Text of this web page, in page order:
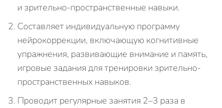
и зрительно-пространственные навыки.
Составляет индивидуальную программу
нейрокоррекции, включающую когнитивные
упражнения, развивающие внимание и память,
игровые задания для тренировки зрительно-
пространственных навыков.
Проводит регулярные занятия 2–3 раза в